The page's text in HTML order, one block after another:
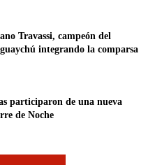
Travassi, campeón del
integrando la comparsa
participaron de una nueva
de Noche